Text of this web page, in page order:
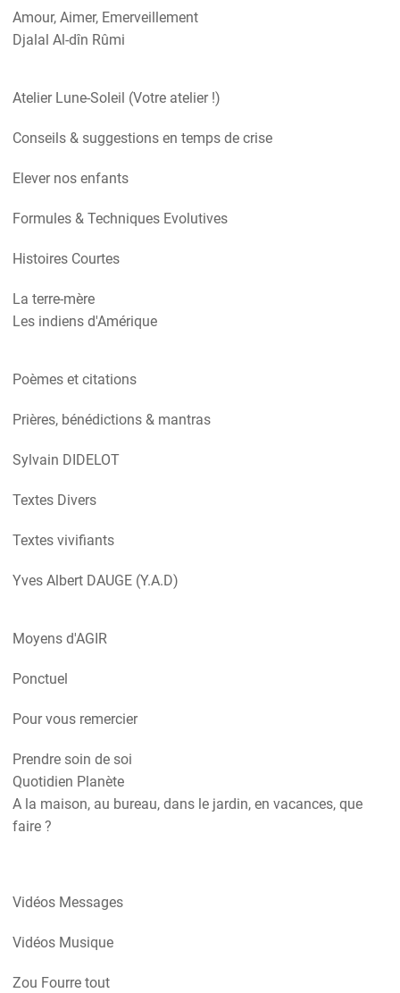
Amour, Aimer, Emerveillement
Djalal Al-dîn Rûmi
Atelier Lune-Soleil (Votre atelier !)
Conseils & suggestions en temps de crise
Elever nos enfants
Formules & Techniques Evolutives
Histoires Courtes
La terre-mère
Les indiens d'Amérique
Poèmes et citations
Prières, bénédictions & mantras
Sylvain DIDELOT
Textes Divers
Textes vivifiants
Yves Albert DAUGE (Y.A.D)
Moyens d'AGIR
Ponctuel
Pour vous remercier
Prendre soin de soi
Quotidien Planète
A la maison, au bureau, dans le jardin, en vacances, que
faire ?
Vidéos Messages
Vidéos Musique
Zou Fourre tout